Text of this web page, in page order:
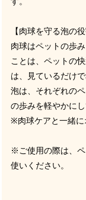
【肉球を守る泡の役
肉球はペットの歩
ことは、ペットの
は、見ているだけ
泡は、それぞれの
の歩みを軽やかに
※肉球ケアと一緒に
※ご使用の際は、
使いください。